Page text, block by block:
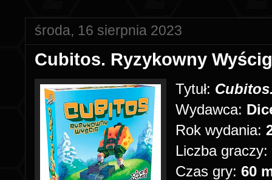
środa, 16 sierpnia 2023
Cubitos. Ryzykowny
Tytuł:
Wydawca:
Rok wydania:
Liczba graczy:
Czas gry: 60